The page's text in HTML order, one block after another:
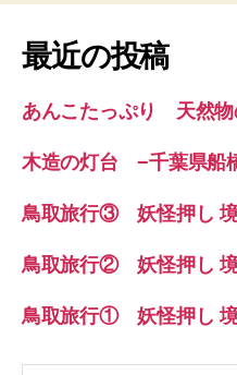
へ
の
最近の投稿
あんこたっぷり 天然物
木造の灯台 −千葉県船
鳥取旅行③ 妖怪押し
鳥取旅行② 妖怪押し
鳥取旅行① 妖怪押し